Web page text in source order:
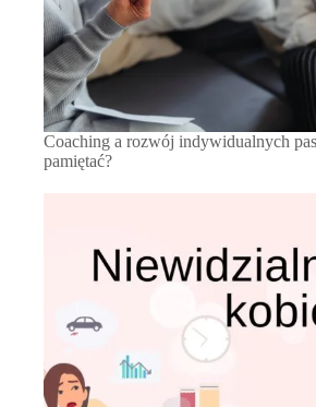
Coaching a rozwój indywidualnych
pamiętać?